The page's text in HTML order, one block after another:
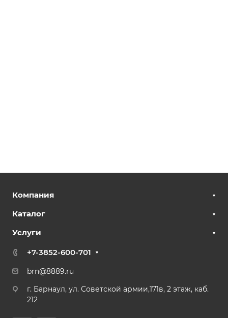
Компания
Каталог
Услуги
+7-3852-600-701
brn@8889.ru
г. Барнаул, ул. Советской армии,171в, 2 этаж, каб.
212